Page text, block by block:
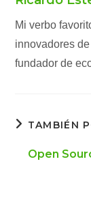
Mi verbo
innovadores
fundador de
TAMBIÉN
Open